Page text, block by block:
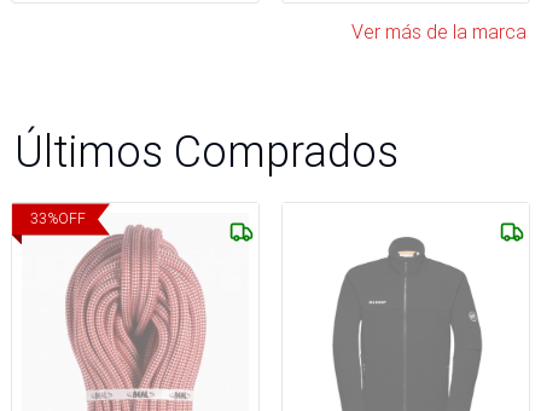
Ver más de la marca
Últimos Comprados
33%OFF